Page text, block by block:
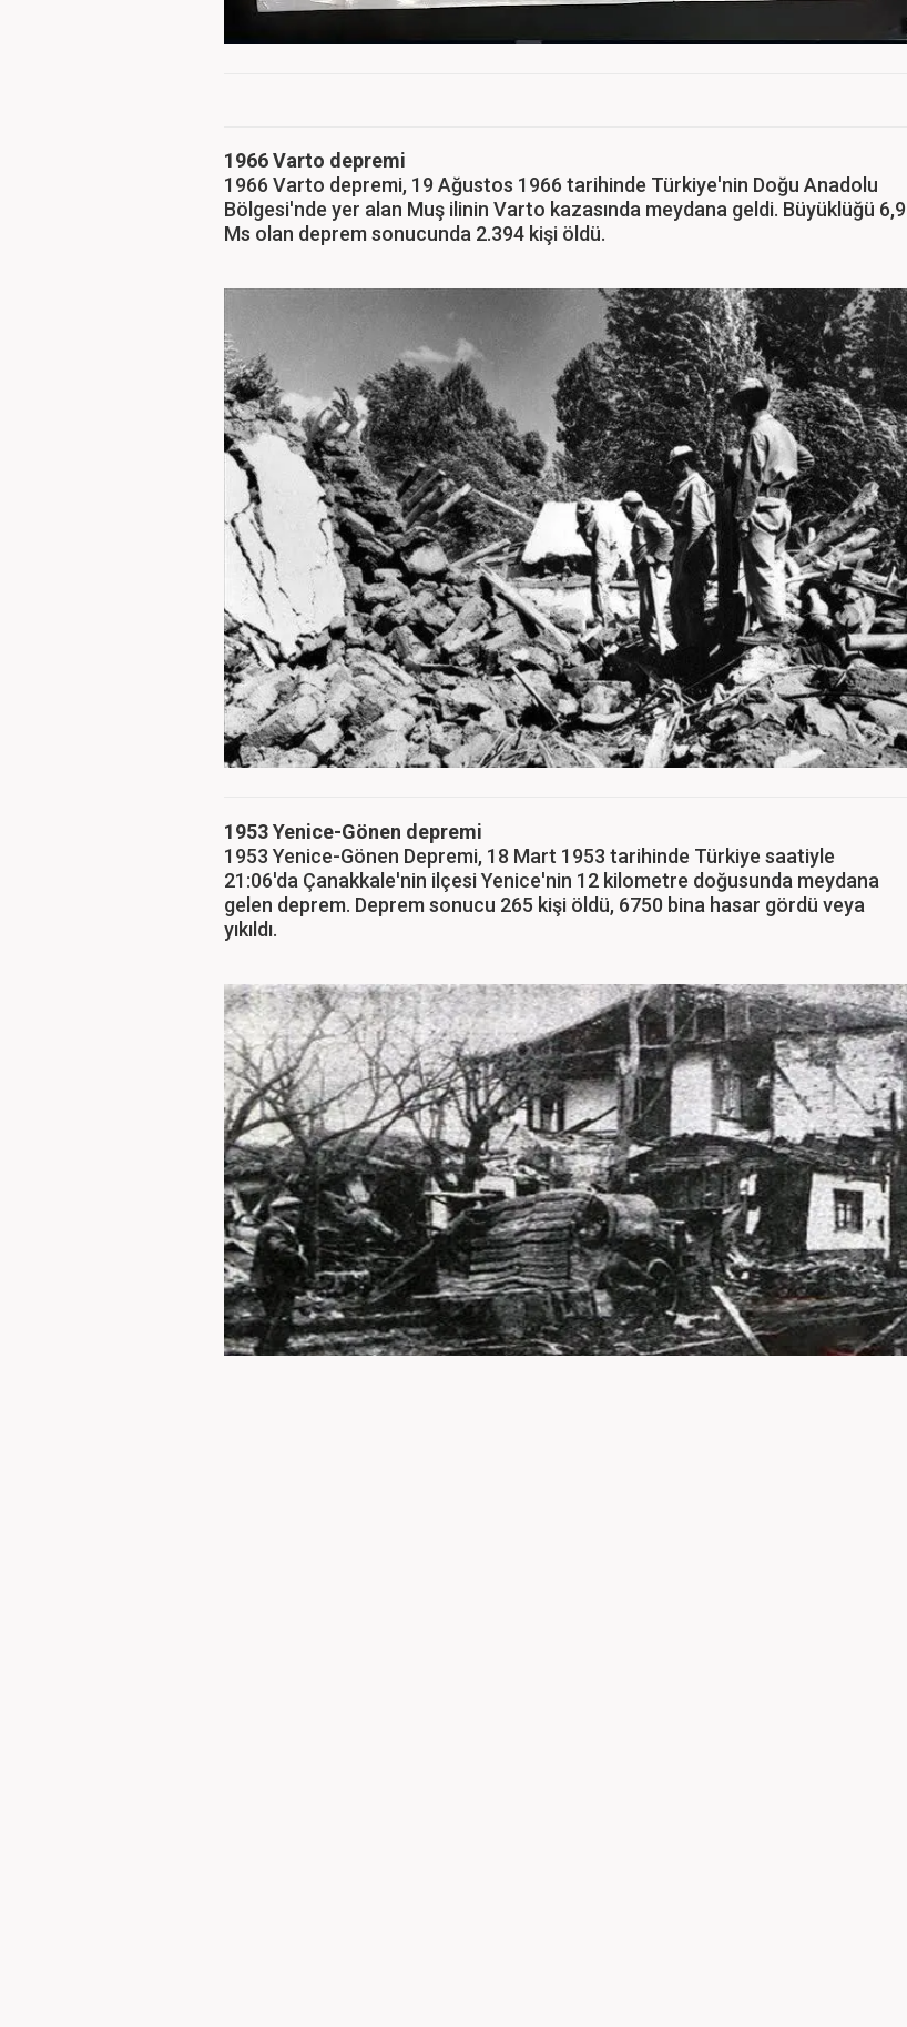
1966 Varto depremi
1966 Varto depremi, 19 Ağustos 1966 tarihinde Türkiye'nin Doğu Anadolu
Bölgesi'nde yer alan Muş ilinin Varto kazasında meydana geldi. Büyüklüğü 6,9
Ms olan deprem sonucunda 2.394 kişi öldü.
1953 Yenice-Gönen depremi
1953 Yenice-Gönen Depremi, 18 Mart 1953 tarihinde Türkiye saatiyle
21:06'da Çanakkale'nin ilçesi Yenice'nin 12 kilometre doğusunda meydana
gelen deprem. Deprem sonucu 265 kişi öldü, 6750 bina hasar gördü veya
yıkıldı.